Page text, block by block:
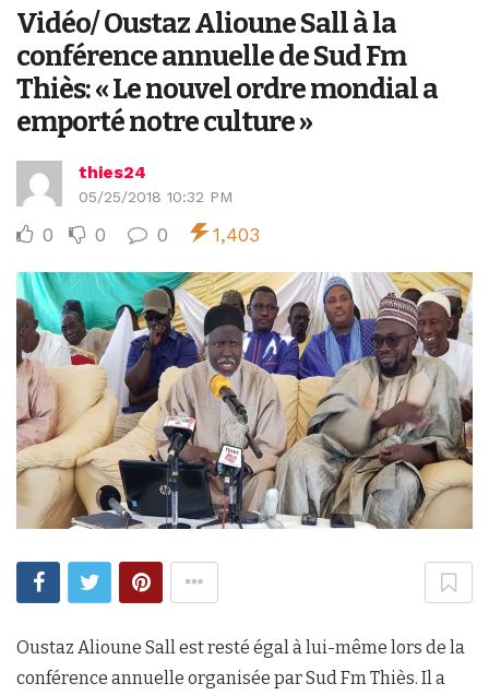
Vidéo/ Oustaz Alioune Sall à la
conférence annuelle de Sud Fm
Thiès: « Le nouvel ordre mondial a
emporté notre culture »
thies24
05/25/2018 10:32 PM
0 0 0 1,403
Oustaz Alioune Sall est resté égal à lui-même lors de la
conférence annuelle organisée par Sud Fm Thiès. Il a